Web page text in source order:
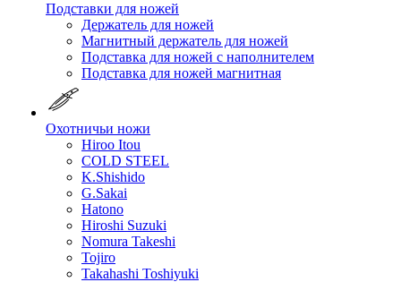
Подставки для ножей
Держатель для ножей
Магнитный держатель для ножей
Подставка для ножей с наполнителем
Подставка для ножей магнитная
Охотничьи ножи
Hiroo Itou
COLD STEEL
K.Shishido
G.Sakai
Hatono
Hiroshi Suzuki
Nomura Takeshi
Tojiro
Takahashi Toshiyuki